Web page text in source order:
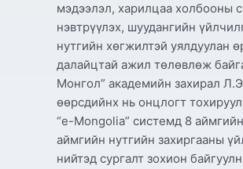
мэдээлэл, харилцаа холбооны
нэвтрүүлэх, шуудангийн
нутгийн хөгжилтэй уялдуулан
далайцтай ажил төлөвлөж
Монгол” академийн захирал
өөрсдийнх нь онцлогт
“e-Mongolia” системд 8
аймгийн нутгийн захиргааны
нийтэд сургалт зохион